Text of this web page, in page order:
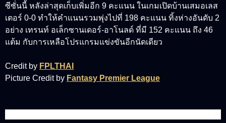
ซีซั่นนี้ หลังล่าสุดเก็บเพิ่มอีก 9 คะแนน ในเกมเปิดบ้านเสมอเลส
เตอร์ 0-0 ทำให้คำแนนรวมพุ่งไปที่ 198 คะแนน ทิ้งห่างอันดับ 2
อย่าง เทรนท์ อเล็กซานเดอร์-อาโนลด์ ที่มี 152 คะแนน ถึง 46
แต้ม กับการเหลือโปรแกรมแข่งขันอีกนัดเดียว
Credit by FPLTHAI
Picture Credit by Fantasy Premier League